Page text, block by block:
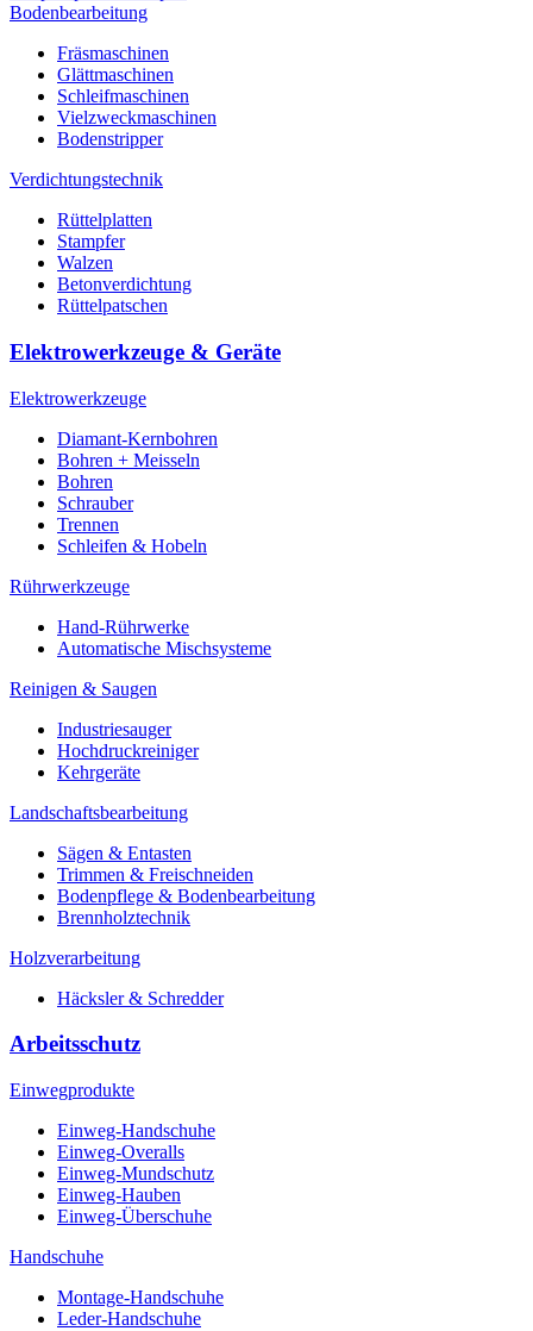
Bodenbearbeitung
Fräsmaschinen
Glättmaschinen
Schleifmaschinen
Vielzweckmaschinen
Bodenstripper
Verdichtungstechnik
Rüttelplatten
Stampfer
Walzen
Betonverdichtung
Rüttelpatschen
Elektrowerkzeuge & Geräte
Elektrowerkzeuge
Diamant-Kernbohren
Bohren + Meisseln
Bohren
Schrauber
Trennen
Schleifen & Hobeln
Rührwerkzeuge
Hand-Rührwerke
Automatische Mischsysteme
Reinigen & Saugen
Industriesauger
Hochdruckreiniger
Kehrgeräte
Landschaftsbearbeitung
Sägen & Entasten
Trimmen & Freischneiden
Bodenpflege & Bodenbearbeitung
Brennholztechnik
Holzverarbeitung
Häcksler & Schredder
Arbeitsschutz
Einwegprodukte
Einweg-Handschuhe
Einweg-Overalls
Einweg-Mundschutz
Einweg-Hauben
Einweg-Überschuhe
Handschuhe
Montage-Handschuhe
Leder-Handschuhe